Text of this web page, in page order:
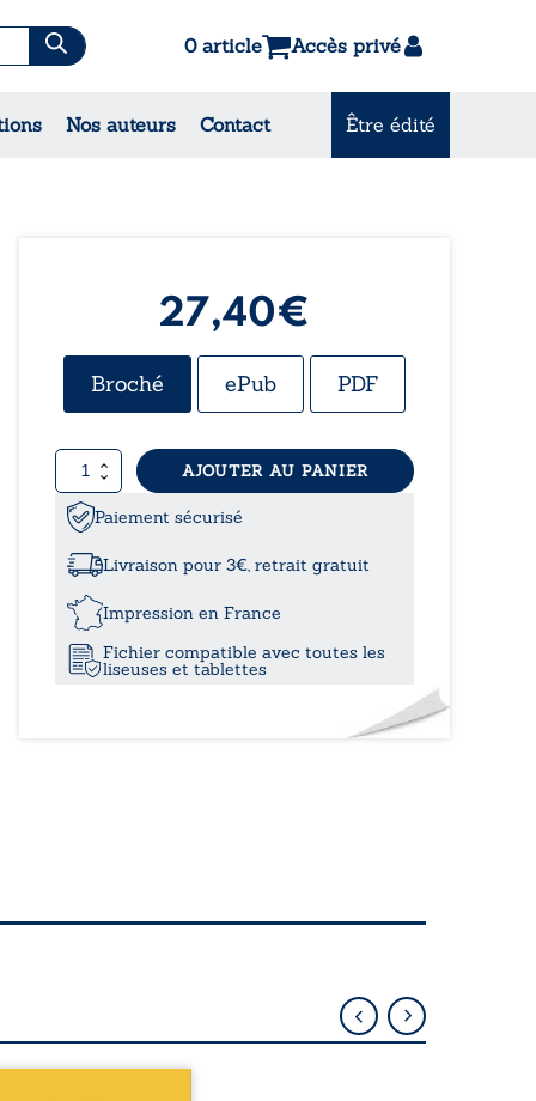
0 article Accès privé
Nos auteurs Contact Être édité
& Contes
27,40€
Broché ePub PDF
quantité
de
Quantic
Message
Send
Le
projet
QMS
AJOUTER AU PANIER
Paiement sécurisé
Livraison pour 3€, retrait gratuit
Impression en France
Fichier compatible avec toutes les
liseuses et tablettes